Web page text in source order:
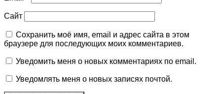
Сайт
Сохранить моё имя, email и адрес сайта в этом
браузере для последующих моих комментариев.
Уведомить меня о новых комментариях по email.
Уведомлять меня о новых записях почтой.